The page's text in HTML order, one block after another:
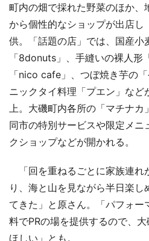
町内の畑で採れた野菜のほか、
から個性的なショップが出店し
供。「話題の店」では、国産小
「8donuts」、手縫いの裸人形
「nico cafe」、つぼ焼き芋の
ニックタイ料理「プエン」など
上。大磯町内各所の「マチナ
同市の特別サービスや限定メニ
クショップなどが開かれる。
「回を重ねるごとに家族連れ
り、海と山を見ながら半日楽
てきた」と原さん。「パフォ
料でPRの場を提供するので、
ほしい」とも。